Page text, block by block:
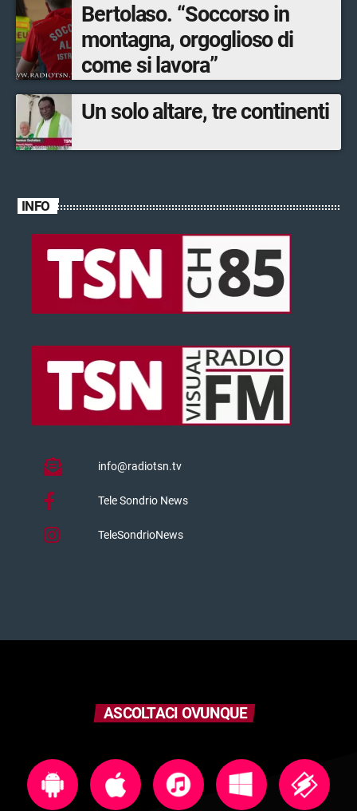
Bertolaso. “Soccorso in
montagna, orgoglioso di
come si lavora”
Un solo altare, tre continenti
INFO
info@radiotsn.tv
Tele Sondrio News
TeleSondrioNews
ASCOLTACI OVUNQUE